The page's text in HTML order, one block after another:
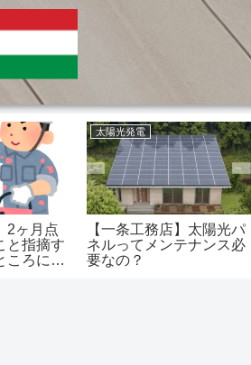
2ヶ月点
と指摘す
ころに不
太陽光発電
【一条工務店】太陽光パ
ネルってメンテナンス必
要なの？